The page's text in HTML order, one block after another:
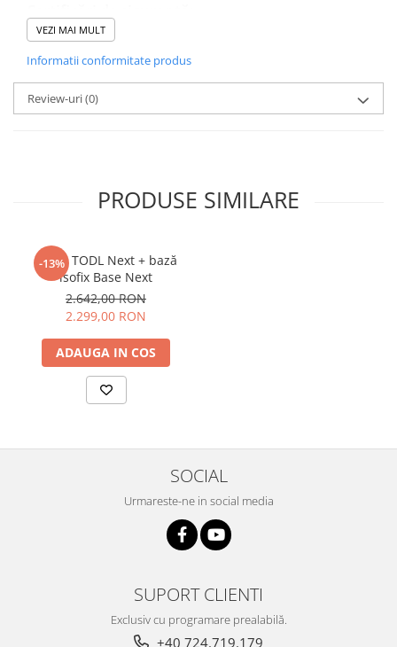
- R129
- Adac*
Testele Adac și Plus au fost realizate pe modelul
BeSafe iZi Twist, identic cu BeSafe iZi Turn, singura
Adac și Plus sunt valabile și pentru modelul iZi
spatele la direcția de mers.
Husa mesh(cu găurele) - grad ridicat de
respirabilitate!
husă.
Testează BeSafe iZi Turn la Centrul Teri din Cluj-
VEZI MAI MULT
Informatii conformitate produs
Review-uri(0)
PRODUSE SIMILARE
-13%
Nuna TODL Next + bază
isofix Base Next
2.642,00 RON
2.299,00 RON
ADAUGA IN COS
SOCIAL
Urmareste-ne in social media
SUPORT CLIENTI
Exclusiv cu programare prealabilă.
+40 724.719.179